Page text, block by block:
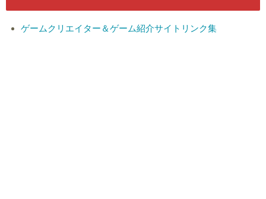
ゲームクリエイター＆ゲーム紹介サイトリンク集